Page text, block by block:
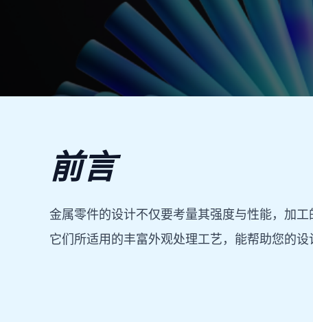
前言
金属零件的设计不仅要考量其强度与性能，加
它们所适用的丰富外观处理工艺，能帮助您的设